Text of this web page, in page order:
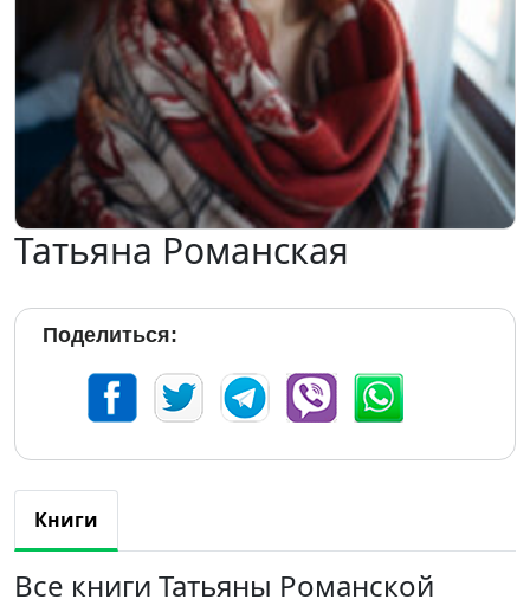
Татьяна Романская
Поделиться:
Книги
Все книги Татьяны Романской